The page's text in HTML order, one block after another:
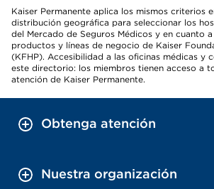
Kaiser Permanente aplica los mismos criterios
distribución geográfica para seleccionar los
del Mercado de Seguros Médicos y en cuanto
productos y líneas de negocio de Kaiser
(KFHP). Accesibilidad a las oficinas médicas y
este directorio: los miembros tienen acceso a
atención de Kaiser Permanente.
Obtenga atención
Nuestra organización